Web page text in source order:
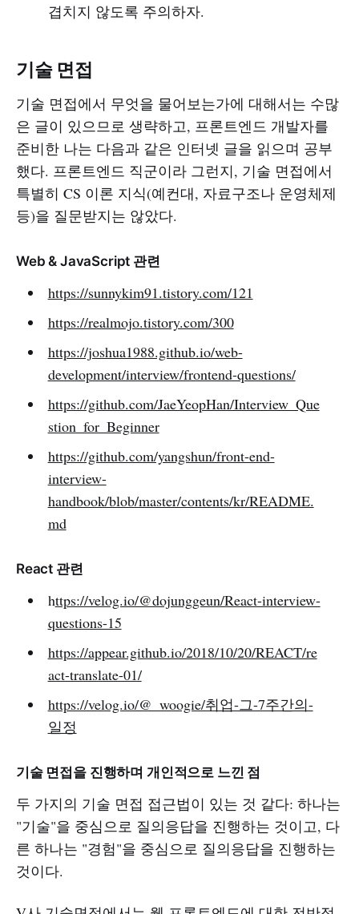
겹치지 않도록 주의하자.
기술 면접
기술 면접에서 무엇을 물어보는가에 대해서는 수많
은 글이 있으므로 생략하고, 프론트엔드 개발자를
준비한 나는 다음과 같은 인터넷 글을 읽으며 공부
했다. 프론트엔드 직군이라 그런지, 기술 면접에서
특별히 CS 이론 지식(예컨대, 자료구조나 운영체제
등)을 질문받지는 않았다.
Web & JavaScript 관련
https://sunnykim91.tistory.com/121
https://realmojo.tistory.com/300
https://joshua1988.github.io/web-
development/interview/frontend-questions/
https://github.com/JaeYeopHan/Interview_Que
stion_for_Beginner
https://github.com/yangshun/front-end-
interview-
handbook/blob/master/contents/kr/README.
md
React 관련
https://velog.io/@dojunggeun/React-interview-
questions-15
https://appear.github.io/2018/10/20/REACT/re
act-translate-01/
https://velog.io/@_woogie/취업-그-7주간의-
일정
기술 면접을 진행하며 개인적으로 느낀 점
두 가지의 기술 면접 접근법이 있는 것 같다: 하나는
"기술"을 중심으로 질의응답을 진행하는 것이고, 다
른 하나는 "경험"을 중심으로 질의응답을 진행하는
것이다.